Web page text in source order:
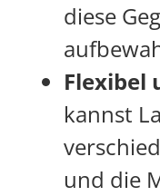
diese
Flexibel
kannst
und die